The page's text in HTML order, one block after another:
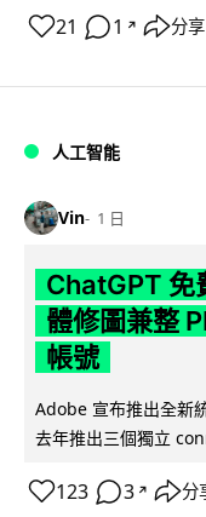
21 1 ↗ 分享
人工智能
Vin 1 日
ChatGPT 免
體修圖兼整
帳號
Adobe 宣布推出全新
去年推出三個獨立
123 3 ↗ 分